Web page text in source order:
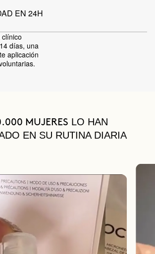
EN 24H
días, una
aplicación
MUJERES LO HAN
EN SU RUTINA DIARIA